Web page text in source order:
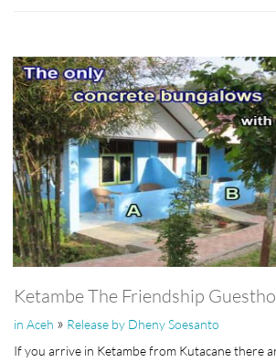
Ketambe The Friendship
in Aceh » Release by Dheny Soesanto
If you arrive in Ketambe from Kutacane there